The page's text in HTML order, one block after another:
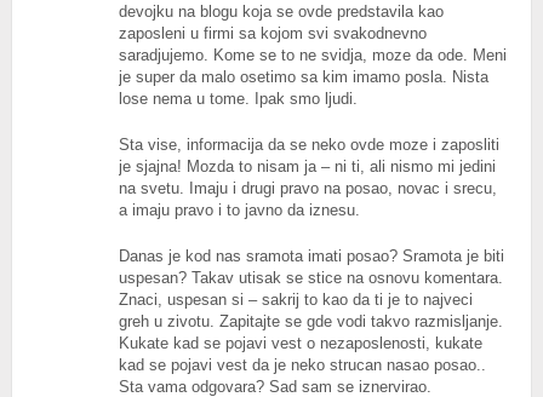
devojku na blogu koja se ovde predstavila kao
zaposleni u firmi sa kojom svi svakodnevno
saradjujemo. Kome se to ne svidja, moze da ode. Meni
je super da malo osetimo sa kim imamo posla. Nista
lose nema u tome. Ipak smo ljudi.
Sta vise, informacija da se neko ovde moze i zaposliti
je sjajna! Mozda to nisam ja – ni ti, ali nismo mi jedini
na svetu. Imaju i drugi pravo na posao, novac i srecu,
a imaju pravo i to javno da iznesu.
Danas je kod nas sramota imati posao? Sramota je biti
uspesan? Takav utisak se stice na osnovu komentara.
Znaci, uspesan si – sakrij to kao da ti je to najveci
greh u zivotu. Zapitajte se gde vodi takvo razmisljanje.
Kukate kad se pojavi vest o nezaposlenosti, kukate
kad se pojavi vest da je neko strucan nasao posao..
Sta vama odgovara? Sad sam se iznervirao.